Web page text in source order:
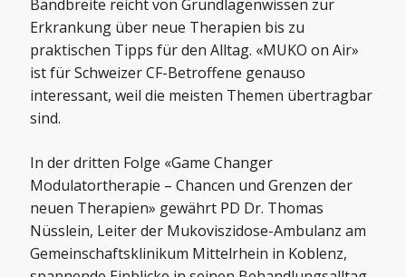
Bandbreite reicht von Grundlagenwissen zur
Erkrankung über neue Therapien bis zu
praktischen Tipps für den Alltag. «MUKO on Air»
ist für Schweizer CF-Betroffene genauso
interessant, weil die meisten Themen übertragbar
sind.
In der dritten Folge «Game Changer
Modulatortherapie – Chancen und Grenzen der
neuen Therapien» gewährt PD Dr. Thomas
Nüsslein, Leiter der Mukoviszidose-Ambulanz am
Gemeinschaftsklinikum Mittelrhein in Koblenz,